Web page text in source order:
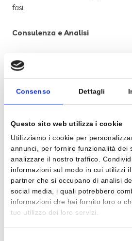
Consenso Dettagli
Questo sito web utilizza i cookie
Utilizziamo i cookie per
annunci, per fornire funzionalità dei
analizzare il nostro traffico.
informazioni sul modo in cui utilizzi
partner che si occupano di analisi
social media, i quali potrebbero
informazioni che hai fornito loro o
tuo utilizzo dei loro servizi.
fasi:
Consulenza e Analisi
Analisi di fattibilità con la
Preparazione del progetto
Presentazione della pratica
Gestione amministrativa del
Contatti con i funzionari